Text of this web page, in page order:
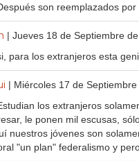
son reemplazados
| Jueves 18 de Septiembre
para los extranjeros esta
| Miércoles 17 de
los extranjeros
le ponen mil escusas,
nuestros jóvenes son
"un plan" federalismo y